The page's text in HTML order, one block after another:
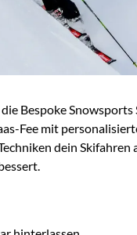
Bespoke
Fee mit
dein Skifahren